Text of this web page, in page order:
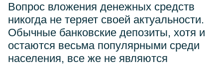
Вопрос вложения денежных средств
никогда не теряет своей актуальности.
Обычные банковские депозиты, хотя и
остаются весьма популярными среди
населения, все же не являются